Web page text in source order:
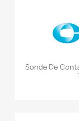
Sonde De